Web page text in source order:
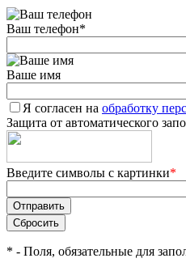
Ваш телефон*
Ваше имя
Я согласен на обработку
Защита от автоматического
Введите символы с картинки*
* - Поля, обязательные для